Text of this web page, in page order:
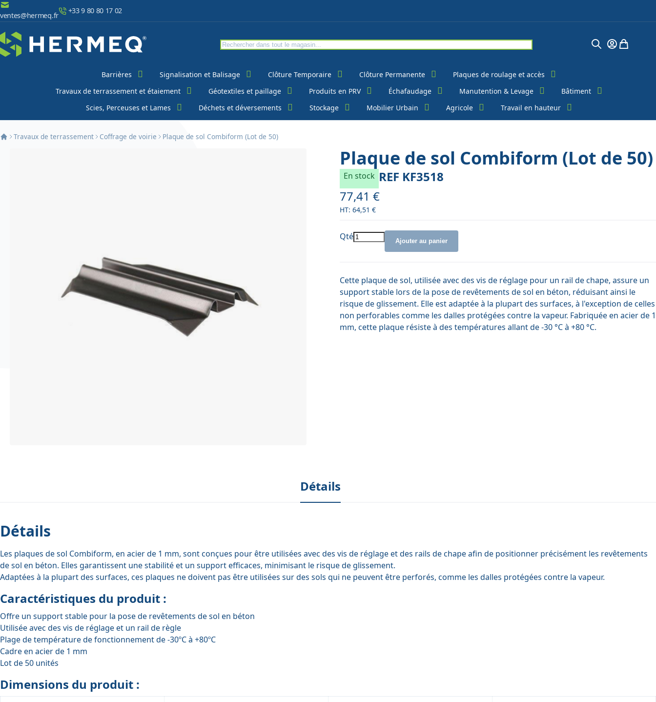
Aller au contenu
ventes@hermeq.fr
+33 9 80 80 17 02
Chercher
Mon Compte
Mon
Barrières Signalisation et Balisage Clôture Temporaire Clôture Permanente
Plaques de roulage et accès
Travaux de terrassement et étaiement
Géotextiles et paillage Produits en PRV Échafaudage Manutention & Levage
Bâtiment
Scies, Perceuses et Lames
Déchets et déversements Stockage Mobilier Urbain Agricole Travail en hauteur
Travaux de terrassement Coffrage de voirie Plaque de sol Combiform (Lot de 50)
Plaque de sol Combiform (Lot de 50)
En stock REF KF3518
77,41 €
64,51 €
Qté Ajouter au panier
Cette plaque de sol, utilisée avec des vis de réglage pour un rail de chape, assure un
support stable lors de la pose de revêtements de sol en béton, réduisant ainsi le
risque de glissement. Elle est adaptée à la plupart des surfaces, à l'exception de celles
non perforables comme les dalles protégées contre la vapeur. Fabriquée en acier de 1
mm, cette plaque résiste à des températures allant de -30 °C à +80 °C.
Détails
Détails
Les plaques de sol Combiform, en acier de 1 mm, sont conçues pour être utilisées avec des vis de réglage et des rails de chape afin de positionner précisément les revêtements
de sol en béton. Elles garantissent une stabilité et un support efficaces, minimisant le risque de glissement.
Adaptées à la plupart des surfaces, ces plaques ne doivent pas être utilisées sur des sols qui ne peuvent être perforés, comme les dalles protégées contre la vapeur.
Caractéristiques du produit :
Offre un support stable pour la pose de revêtements de sol en béton
Utilisée avec des vis de réglage et un rail de règle
Plage de température de fonctionnement de -30ºC à +80ºC
Cadre en acier de 1 mm
Lot de 50 unités
Dimensions du produit :